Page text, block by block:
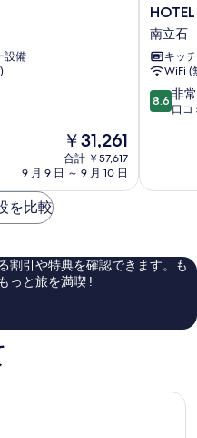
設備
現
在
の
￥31,261
合計 ￥57,617
9 月 9 日 ～ 9 月 10 日
HOTEL
DO-
YA
BEPPU
南
立
石
南立石
キッ
WiFi (
10
段
常
口
コ
8.6 非
口コ
を比較
割引や特典を確認できます。も
っと旅を満喫 !